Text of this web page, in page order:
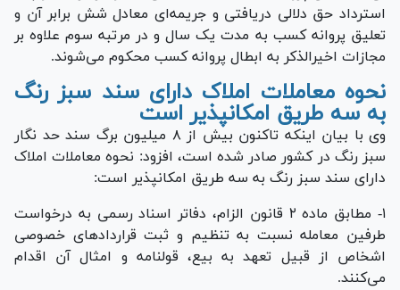
استرداد حق دلالی دریافتی و جریمه‌ای معادل شش برابر آن و
تعلیق پروانه کسب به مدت یک سال و در مرتبه سوم علاوه بر
مجازات اخیرالذکر به ابطال پروانه کسب محکوم می‌شوند.
نحوه معاملات املاک دارای سند سبز رنگ
به سه طریق امکانپذیر است
وی با بیان اینکه تاکنون بیش از ۸ میلیون برگ سند حد نگار
سبز رنگ در کشور صادر شده است، افزود: نحوه معاملات املاک
دارای سند سبز رنگ به سه طریق امکانپذیر است:
۱- مطابق ماده ۲ قانون الزام، دفاتر اسناد رسمی به درخواست
طرفین معامله نسبت به تنظیم و ثبت قرارداد‌های خصوصی
اشخاص از قبیل تعهد به بیع، قولنامه و امثال آن اقدام
می‌کنند.